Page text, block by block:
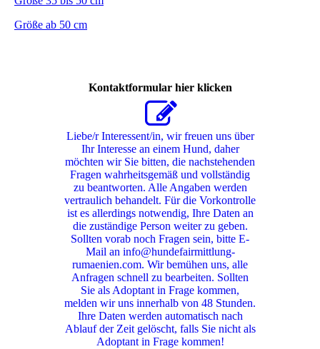
Größe ab 50 cm
Kontaktformular hier klicken
Liebe/r Interessent/in, wir freuen uns über
Ihr Interesse an einem Hund, daher
möchten wir Sie bitten, die nachstehenden
Fragen wahrheitsgemäß und vollständig
zu beantworten. Alle Angaben werden
vertraulich behandelt. Für die Vorkontrolle
ist es allerdings notwendig, Ihre Daten an
die zuständige Person weiter zu geben.
Sollten vorab noch Fragen sein, bitte E-
Mail an info@hundefairmittlung-
rumaenien.com. Wir bemühen uns, alle
Anfragen schnell zu bearbeiten. Sollten
Sie als Adoptant in Frage kommen,
melden wir uns innerhalb von 48 Stunden.
Ihre Daten werden automatisch nach
Ablauf der Zeit gelöscht, falls Sie nicht als
Adoptant in Frage kommen!